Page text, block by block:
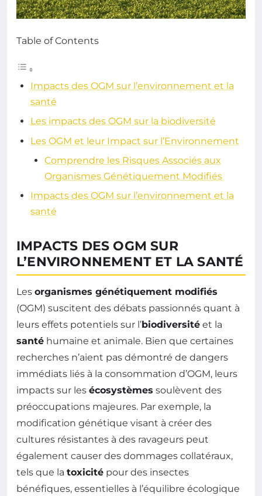
Table of Contents
Impacts des OGM sur l’environnement et la
santé
Les impacts des OGM sur la biodiversité
Les OGM et leur Impact sur l’Environnement
Comprendre les Risques Associés aux
Organismes Génétiquement Modifiés
Impacts des OGM sur l’environnement et la
santé
IMPACTS DES OGM SUR
L’ENVIRONNEMENT ET LA SANTÉ
Les organismes génétiquement modifiés
(OGM) suscitent des débats passionnés quant à
leurs effets potentiels sur l’biodiversité et la
santé humaine et animale. Bien que certaines
recherches n’aient pas démontré de dangers
immédiats liés à la consommation d’OGM, leurs
impacts sur les écosystèmes soulèvent des
préoccupations majeures. Par exemple, la
modification génétique visant à créer des
cultures résistantes à des ravageurs peut
également causer des dommages collatéraux,
tels que la toxicité pour des insectes
bénéfiques, essentielles à l’équilibre écologique